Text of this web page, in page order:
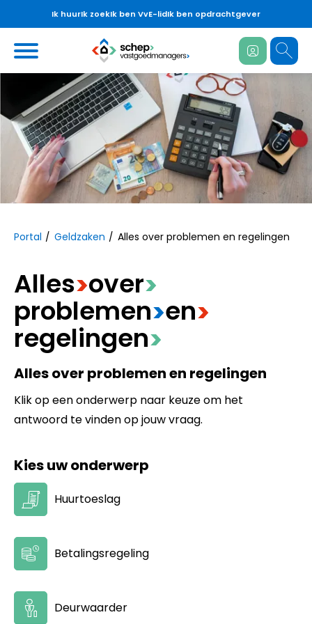
Naar hoofdinhoud
Naar hoofdnavigatiemenu
Naar zoeken
https://
Ga naar Hoofd
Ik huurIk zoekIk ben VvE-lidIk ben opdrachtgever
Portal Geldzaken Alles over problemen en regelingen
Alles>​over>
problemen>​en>
regelingen>
Alles over problemen en regelingen
Klik op een onderwerp naar keuze om het
antwoord te vinden op jouw vraag.
Kies uw onderwerp
Huurtoeslag
Betalingsregeling
Deurwaarder